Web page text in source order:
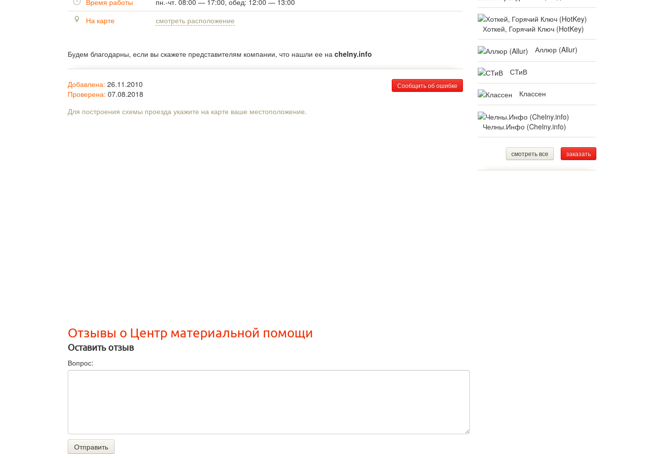
Время работы
пн.-чт. 08:00 — 17:00, обед: 12:00 — 13:00
На карте
смотреть расположение
Будем благодарны, если вы скажете представителям компании, что нашли ее на chelny.info
Сообщить об ошибке
Добавлена: 26.11.2010
Проверена: 07.08.2018
Для построения схемы проезда укажите на карте ваше местоположение.
Отзывы о Центр материальной помощи
Оставить отзыв
Вопрос:
Отправить
Хоткей, Горячий Ключ (HotKey)
Аллюр (Allur)
СТиВ
Классен
Челны.Инфо (Chelny.info)
смотреть все заказать